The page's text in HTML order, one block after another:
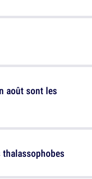
août sont les